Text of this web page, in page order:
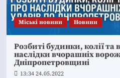
Mіські новини Новини
Розбиті будинки, колії
наслідки вчорашніх
Дніпропетровщині
13:34 24.05.2022